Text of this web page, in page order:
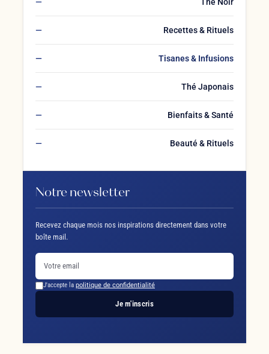
Recettes & Rituels
Tisanes & Infusions
Thé Japonais
Bienfaits & Santé
Beauté & Rituels
Notre newsletter
Recevez chaque mois nos inspirations directement dans votre
boîte mail.
J'accepte la politique de confidentialité
Je m'inscris